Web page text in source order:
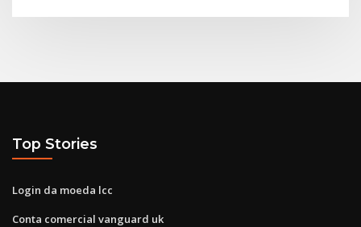
Top Stories
Login da moeda lcc
Conta comercial vanguard uk